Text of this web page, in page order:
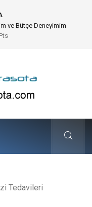
ve Bütçe Deneyimim
Tedavileri